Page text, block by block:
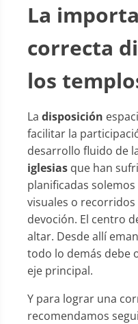
La
correcta
los
La disposición
facilitar la
desarrollo fluido de
iglesias que han
planificadas
visuales o
devoción. El centro
altar. Desde allí
todo lo demás debe
eje principal.
Y para lograr una
recomendamos